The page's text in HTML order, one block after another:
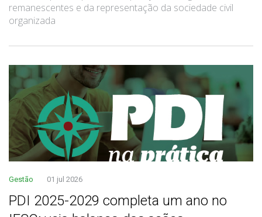
remanescentes e da representação da sociedade civil
organizada
Gestão 01 jul 2026
PDI 2025-2029 completa um ano no